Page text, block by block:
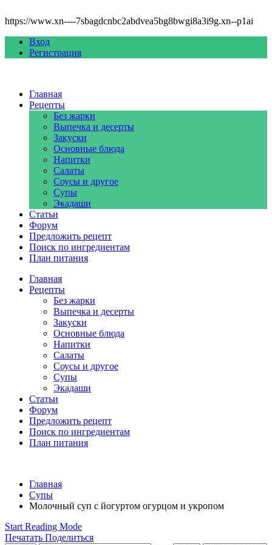
https://www.xn----7sbagdcnbc2abdvea5bg8bwgi8a3i9g.xn--p1ai
Вход
Регистрация
Главная
Рецепты
Без жарки
Выпечка и десерты
Закуски
Основные блюда
Напитки
Салаты
Соусы и другое
Супы
Экадаши
Статьи
Форум
Предложить рецепт
Поиск по ингредиентам
План питания
Главная
Рецепты
Без жарки
Выпечка и десерты
Закуски
Основные блюда
Напитки
Салаты
Соусы и другое
Супы
Экадаши
Статьи
Форум
Предложить рецепт
Поиск по ингредиентам
План питания
Главная
Супы
Молочный суп с йогуртом огурцом и укропом
Start Reading Mode
Печатать Поделиться